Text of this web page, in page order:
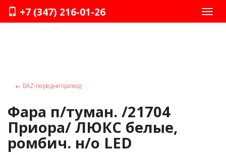
+7 (347) 216-01-26
← ВАZ-переднепривод
Фара п/туман. /21704
Приора/ ЛЮКС белые,
ромбич. н/о LED